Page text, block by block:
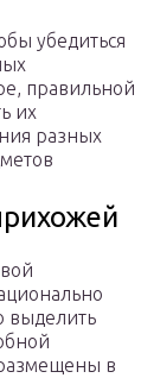
убедиться
правильной
их
разных
выделить
в